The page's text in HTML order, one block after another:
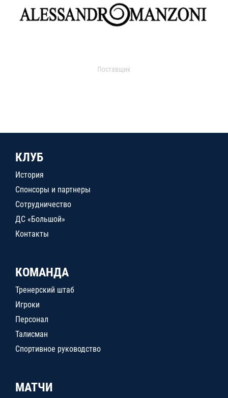
Поставщик
КЛУБ
История
Спонсоры и партнеры
Сотрудничество
ДС «Большой»
Контакты
КОМАНДА
Тренерский штаб
Игроки
Персонал
Талисман
Спортивное руководство
МАТЧИ